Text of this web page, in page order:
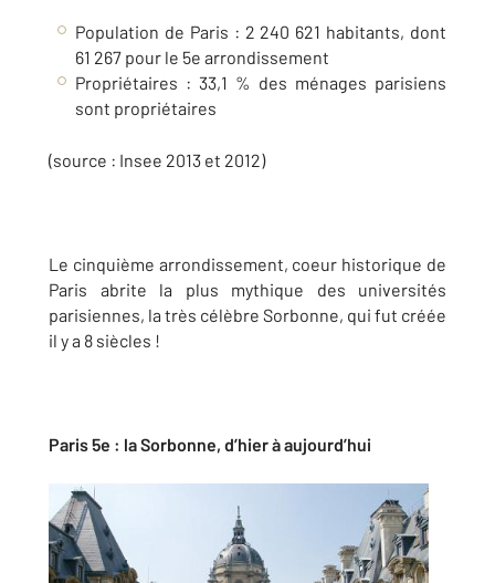
Population de Paris : 2 240 621 habitants, dont
61 267 pour le 5e arrondissement
Propriétaires : 33,1 % des ménages parisiens
sont propriétaires
(source : Insee 2013 et 2012)
Le cinquième arrondissement, coeur historique de
Paris abrite la plus mythique des universités
parisiennes, la très célèbre Sorbonne, qui fut créée
il y a 8 siècles !
Paris 5e : la Sorbonne, d’hier à aujourd’hui